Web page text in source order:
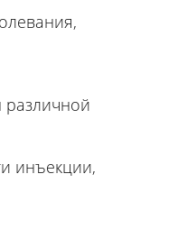
инъекции,